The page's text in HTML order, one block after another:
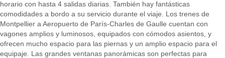
horario con hasta 4 salidas diarias. También hay fantásticas
comodidades a bordo a su servicio durante el viaje. Los trenes de
Montpellier a Aeropuerto de París-Charles de Gaulle cuentan con
vagones amplios y luminosos, equipados con cómodos asientos, y
ofrecen mucho espacio para las piernas y un amplio espacio para el
equipaje. Las grandes ventanas panorámicas son perfectas para